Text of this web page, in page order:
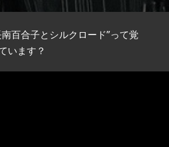
南百合子とシルクロード”って覚
います？